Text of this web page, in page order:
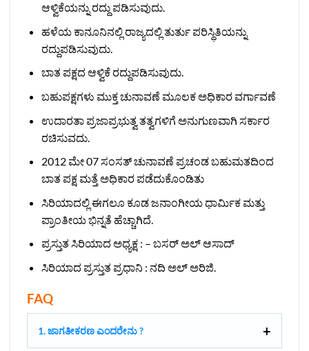
ಆಳ್ವಿಕೆಯನ್ನು ರದ್ದು ಪಡಿಸುವುದು.
ಹಳೆಯ ಕಾನೂನಿನಲ್ಲಿ ರಾಜ್ಯದಲ್ಲಿ ತುರ್ತು ಪರಿಸ್ಥಿತಿಯನ್ನು
ರದ್ದುಪಡಿಸುವುದು.
ಬಾತ ಪಕ್ಷದ ಆಳ್ವಿಕೆ ರದ್ದುಪಡಿಸುವುದು.
ಬಹುಪಕ್ಷಗಳು ಮುಕ್ತ ಚುನಾವಣೆ ಮೂಲಕ ಅಧಿಕಾರ ವರ್ಗಾವಣೆ
ಉದಾರತಾ ಪ್ರಜಾಪ್ರಭುತ್ವ ತತ್ವಗಳಿಗೆ ಅನುಗುಣವಾಗಿ ಸರ್ಕಾರ
ರಚಿಸುವದು.
2012 ಮೇ 07 ಸಂಸತ್ ಚುನಾವಣೆ ಪ್ರಚಂಡ ಬಹುಮತದಿಂದ
ಬಾತ ಪಕ್ಷ ಮತ್ತೆ ಅಧಿಕಾರ ಪಡೆದುಕೊಂಡಿತು
ಸಿರಿಯಾದಲ್ಲಿ ಈಗಲೂ ಕೂಡ ಜನಾಂಗೀಯ ಧಾರ್ಮಿಕ ಮತ್ತು
ಪ್ರಾಂತೀಯ ಭಿನ್ನತೆ ಹೆಚ್ಚಾಗಿದೆ.
ಪ್ರಸ್ತುತ ಸಿರಿಯಾದ ಅಧ್ಯಕ್ಷ : – ಬಸರ್‌ ಅಲ್ ಆಸಾದ್
ಸಿರಿಯಾದ ಪ್ರಸ್ತುತ ಪ್ರಧಾನಿ : ನದಿ‌ ಅಲ್ ಅರಿಜಿ.
FAQ
1. ಜಾಗತೀಕರಣ ಎಂದರೇನು ?